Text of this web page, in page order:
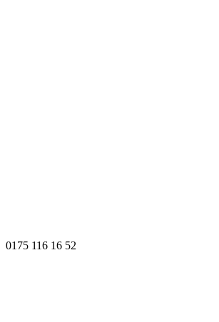
0175 116 16 52